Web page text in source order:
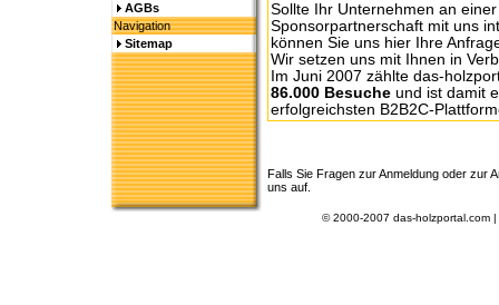
AGBs
Navigation
Sitemap
Sollte Ihr Unternehmen an einer
Sponsorpartnerschaft mit uns
können Sie uns hier Ihre
Wir setzen uns mit Ihnen in
Im Juni 2007 zählte das-
86.000 Besuche und ist damit
erfolgreichsten B2B2C-
Falls Sie Fragen zur Anmeldung oder zur
uns auf.
© 2000-2007 das-holzportal.com |